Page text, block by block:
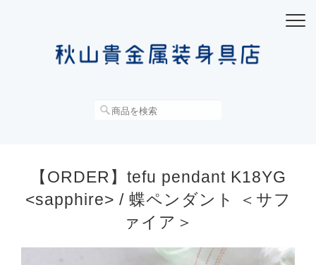
【ORDER】tefu pendant K18YG
<sapphire> / 蝶ペンダント ＜サフ
ァイア＞